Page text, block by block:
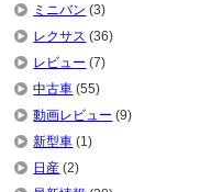
ミニバン (3)
レクサス (36)
レビュー (7)
中古車 (55)
動画レビュー (9)
新型車 (1)
日産 (2)